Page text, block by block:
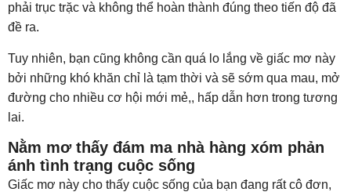
phải trục trặc và không thể hoàn thành đúng theo tiến độ đã
đề ra.
Tuy nhiên, bạn cũng không cần quá lo lắng về giấc mơ này
bởi những khó khăn chỉ là tạm thời và sẽ sớm qua mau, mở
đường cho nhiều cơ hội mới mẻ,, hấp dẫn hơn trong tương
lai.
Nằm mơ thấy đám ma nhà hàng xóm phản
ánh tình trạng cuộc sống
Giấc mơ này cho thấy cuộc sống của bạn đang rất cô đơn,